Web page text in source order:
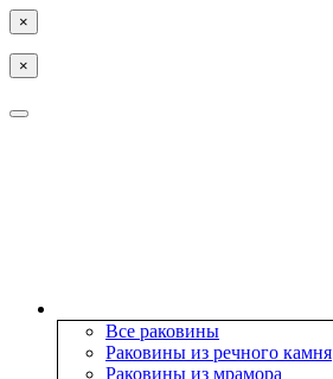
×
×
Все раковины
Раковины из речного камня
Раковины из мрамора